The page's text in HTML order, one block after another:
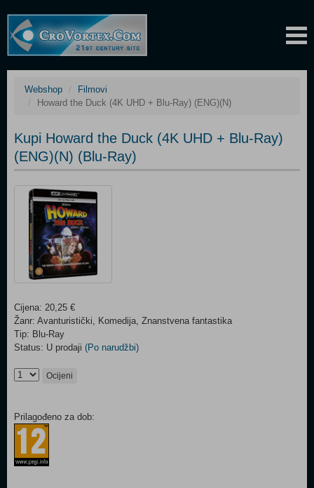
Webshop
Filmovi
Howard the Duck (4K UHD + Blu-Ray) (ENG)(N)
Kupi Howard the Duck (4K UHD + Blu-Ray)
(ENG)(N) (Blu-Ray)
Cijena: 20,25 €
Žanr: Avanturistički, Komedija, Znanstvena fantastika
Tip: Blu-Ray
Status: U prodaji (Po narudžbi)
Ocijeni
Prilagođeno za dob: